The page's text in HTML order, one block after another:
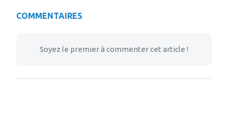
COMMENTAIRES
Soyez le premier à commenter cet article !